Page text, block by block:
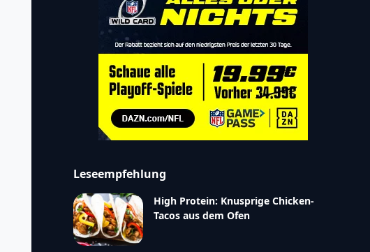
Leseempfehlung
High Protein: Knusprige Chicken-
Tacos aus dem Ofen